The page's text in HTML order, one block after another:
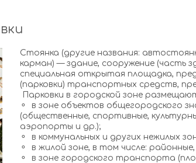
Стоянка (другие названия:
карман) — здание, сооружение (часть
специальная открытая площадка,
(парковки) транспортных средств,
Парковки в городской зоне
⚬ в зоне объектов общегородского
(общественные, спортивные,
аэропорты и др.);
⚬ в коммунальных и других нежилых
⚬ в жилой зоне, в том числе:
⚬ в зоне городского транспорта